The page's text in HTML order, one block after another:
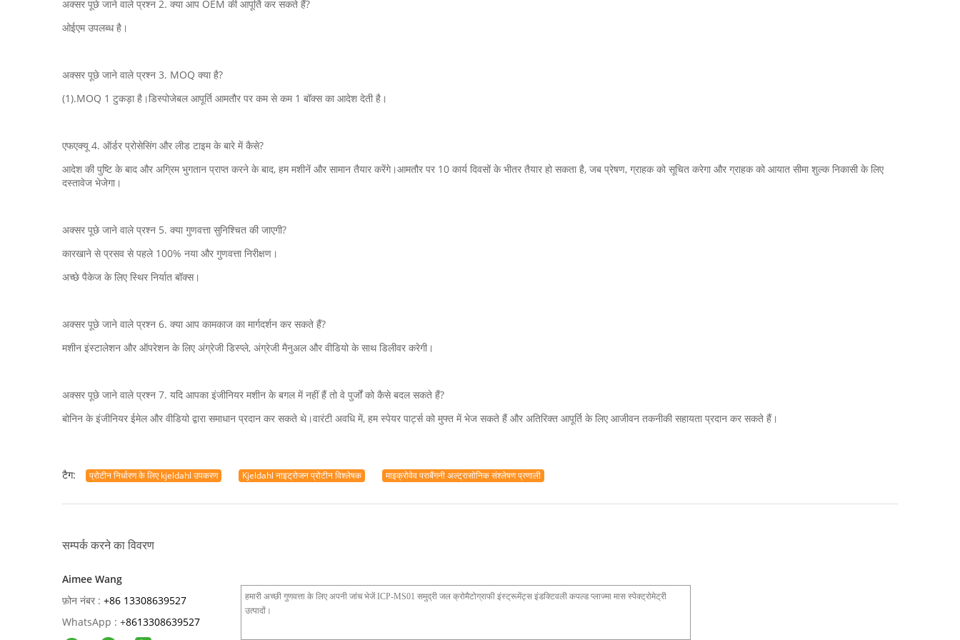
अक्सर पूछे जाने वाले प्रश्न 2. क्या आप OEM की आपूर्ति कर सकते हैं?
ओईएम उपलब्ध है।
अक्सर पूछे जाने वाले प्रश्न 3. MOQ क्या है?
(1).MOQ 1 टुकड़ा है।डिस्पोजेबल आपूर्ति आमतौर पर कम से कम 1 बॉक्स का आदेश देती है।
एफएक्यू 4. ऑर्डर प्रोसेसिंग और लीड टाइम के बारे में कैसे?
आदेश की पुष्टि के बाद और अग्रिम भुगतान प्राप्त करने के बाद, हम मशीनें और सामान तैयार करेंगे।आमतौर पर 10 कार्य दिवसों के भीतर तैयार हो सकता है, जब प्रेषण, ग्राहक को सूचित करेगा और ग्राहक को आयात सीमा शुल्क निकासी के लिए
दस्तावेज भेजेगा।
अक्सर पूछे जाने वाले प्रश्न 5. क्या गुणवत्ता सुनिश्चित की जाएगी?
कारखाने से प्रसव से पहले 100% नया और गुणवत्ता निरीक्षण।
अच्छे पैकेज के लिए स्थिर निर्यात बॉक्स।
अक्सर पूछे जाने वाले प्रश्न 6. क्या आप कामकाज का मार्गदर्शन कर सकते हैं?
मशीन इंस्टालेशन और ऑपरेशन के लिए अंग्रेजी डिस्प्ले, अंग्रेजी मैनुअल और वीडियो के साथ डिलीवर करेगी।
अक्सर पूछे जाने वाले प्रश्न 7. यदि आपका इंजीनियर मशीन के बगल में नहीं हैं तो वे पुर्जों को कैसे बदल सकते हैं?
बोनिन के इंजीनियर ईमेल और वीडियो द्वारा समाधान प्रदान कर सकते थे।वारंटी अवधि में, हम स्पेयर पार्ट्स को मुफ्त में भेज सकते हैं और अतिरिक्त आपूर्ति के लिए आजीवन तकनीकी सहायता प्रदान कर सकते हैं।
टैग: प्रोटीन निर्धारण के लिए kjeldahl उपकरण Kjeldahl नाइट्रोजन प्रोटीन विश्लेषक माइक्रोवेव पराबैंगनी अल्ट्रासोनिक संश्लेषण प्रणाली
सम्पर्क करने का विवरण
Aimee Wang
फ़ोन नंबर : +86 13308639527
WhatsApp : +8613308639527